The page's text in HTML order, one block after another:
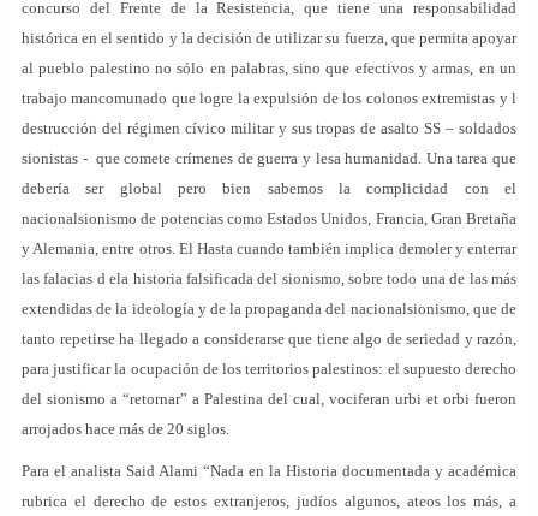
concurso del Frente de la Resistencia, que tiene una responsabilidad
histórica en el sentido y la decisión de utilizar su fuerza, que permita apoyar
al pueblo palestino no sólo en palabras, sino que efectivos y armas, en un
trabajo mancomunado que logre la expulsión de los colonos extremistas y l
destrucción del régimen cívico militar y sus tropas de asalto SS – soldados
sionistas - que comete crímenes de guerra y lesa humanidad. Una tarea que
debería ser global pero bien sabemos la complicidad con el
nacionalsionismo de potencias como Estados Unidos, Francia, Gran Bretaña
y Alemania, entre otros. El Hasta cuando también implica demoler y enterrar
las falacias d ela historia falsificada del sionismo, sobre todo una de las más
extendidas de la ideología y de la propaganda del nacionalsionismo, que de
tanto repetirse ha llegado a considerarse que tiene algo de seriedad y razón,
para justificar la ocupación de los territorios palestinos: el supuesto derecho
del sionismo a “retornar” a Palestina del cual, vociferan urbi et orbi fueron
arrojados hace más de 20 siglos.
Para el analista Said Alami “Nada en la Historia documentada y académica
rubrica el derecho de estos extranjeros, judíos algunos, ateos los más, a